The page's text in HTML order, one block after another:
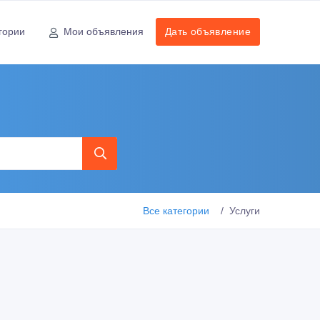
Мои объявления Дать объявление
Все категории Услуги